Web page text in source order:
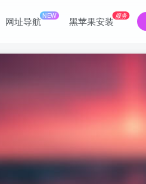
网址导航NEW 黑苹果安装 服务